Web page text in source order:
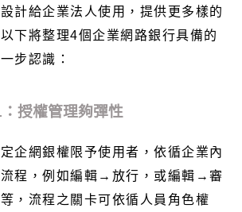
計給企業法人使用，提供更多樣的
下將整理4個企業網路銀行具備的
步認識：
授權管理夠彈性
企網銀權限予使用者，依循企業內
程，例如編輯→放行，或編輯→審
，流程之關卡可依循人員角色權